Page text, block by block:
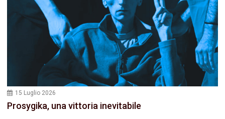
15 Luglio 2026
Prosygika, una vittoria inevitabile